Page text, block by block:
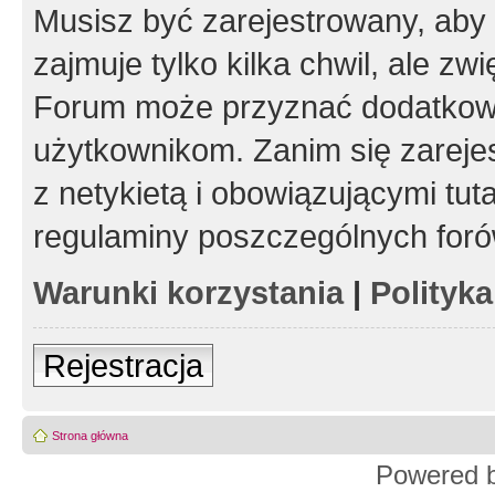
Musisz być zarejestrowany,
zajmuje tylko kilka chwil, ale
Forum może przyznać
użytkownikom. Zanim się
z netykietą i obowiązującymi
regulaminy poszczególnych
Warunki korzystania|
Rejestracja
Strona główna
Powered